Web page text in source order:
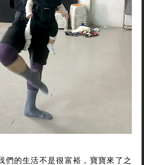
們的生活不是很富裕，寶寶來了之